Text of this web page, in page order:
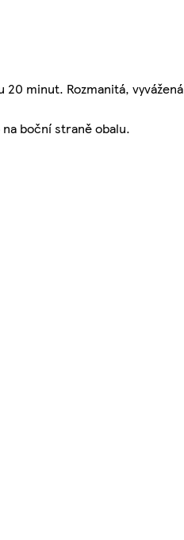
minut. Rozmanitá,
boční straně obalu.